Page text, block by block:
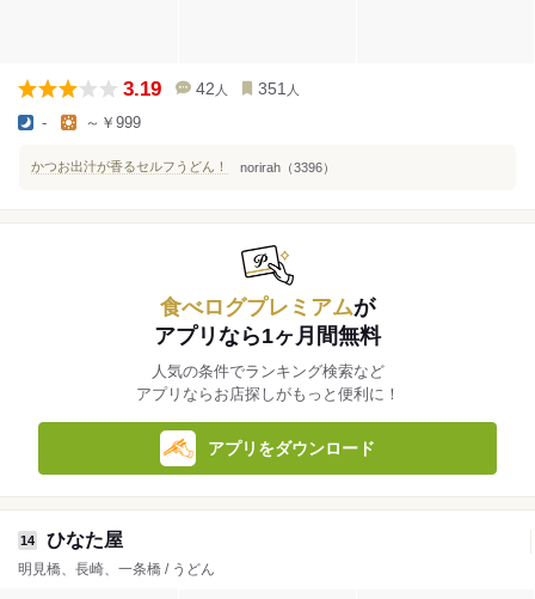
3.19 42 人 351 人
- ～￥999
かつお出汁が香るセルフうどん！ norirah（3396）
食べログプレミアムが
アプリなら1ヶ月間無料
人気の条件でランキング検索など
アプリならお店探しがもっと便利に！
アプリをダウンロード
14 ひなた屋
明見橋、長崎、一条橋 / うどん